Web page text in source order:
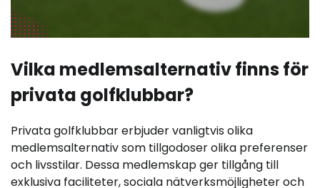
Vilka medlemsalternativ finns för
privata golfklubbar?
Privata golfklubbar erbjuder vanligtvis olika
medlemsalternativ som tillgodoser olika preferenser
och livsstilar. Dessa medlemskap ger tillgång till
exklusiva faciliteter, sociala nätverksmöjligheter och